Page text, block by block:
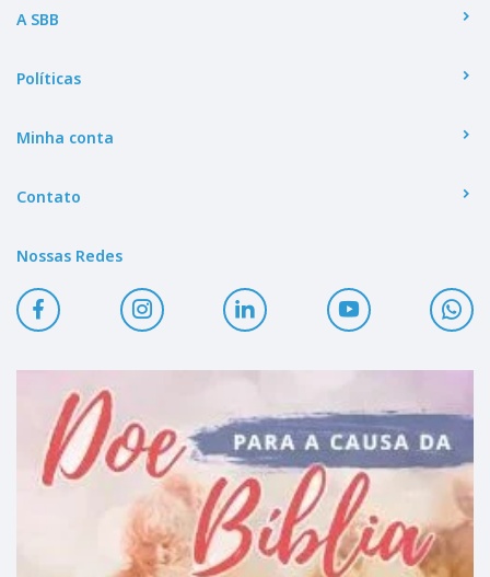
A SBB
Políticas
Minha conta
Contato
Nossas Redes